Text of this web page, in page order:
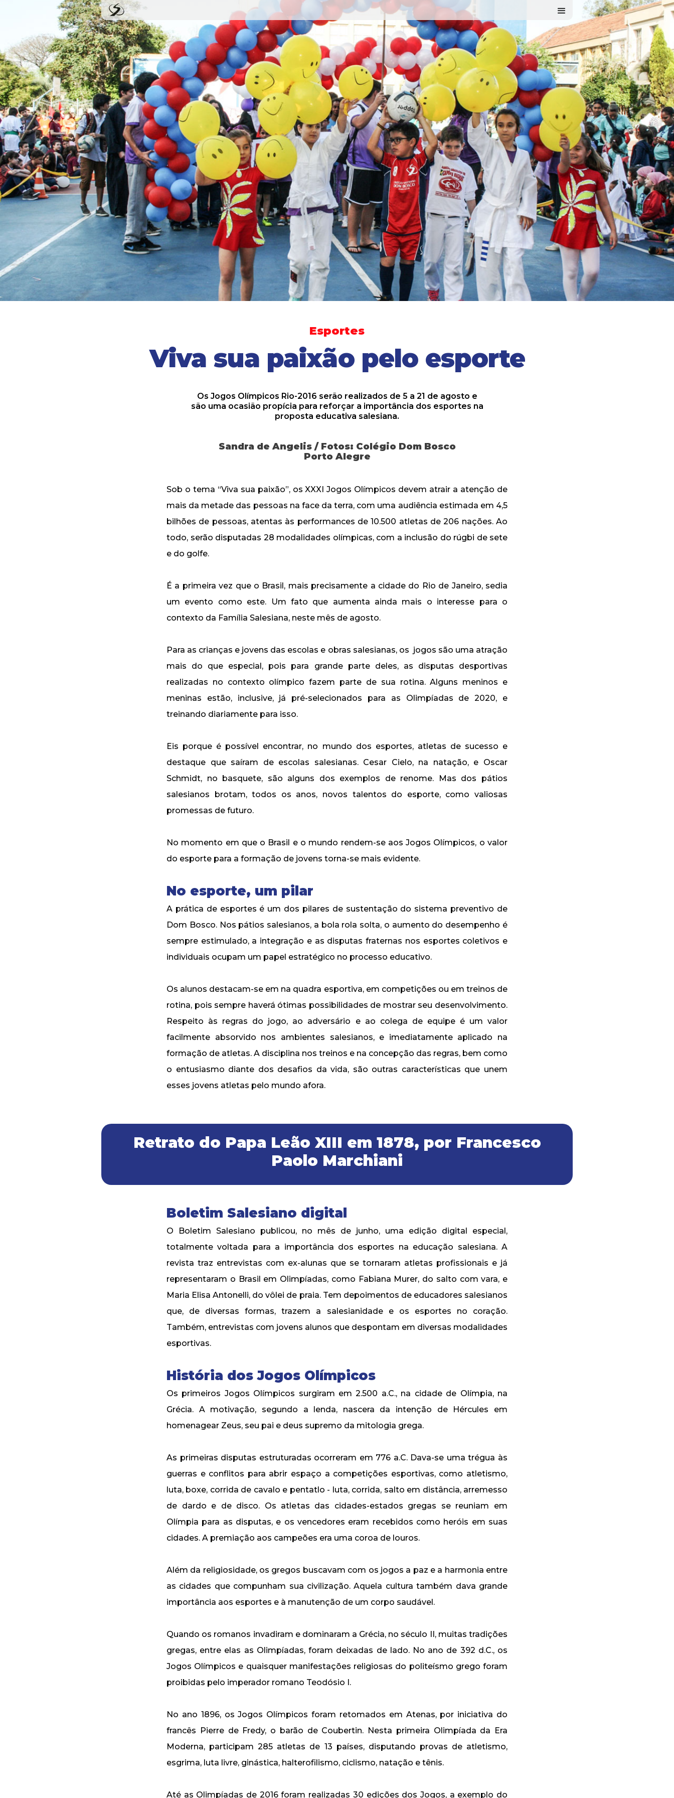
Esportes
Viva sua paixão pelo esporte
Os Jogos Olímpicos Rio-2016 serão realizados de 5 a 21 de agosto e
são uma ocasião propícia para reforçar a importância dos esportes na
proposta educativa salesiana.
Sandra de Angelis / Fotos: Colégio Dom Bosco
Porto Alegre
Sob o tema “Viva sua paixão”, os XXXI Jogos Olímpicos devem atrair a atenção de
mais da metade das pessoas na face da terra, com uma audiência estimada em 4,5
bilhões de pessoas, atentas às performances de 10.500 atletas de 206 nações. Ao
todo, serão disputadas 28 modalidades olímpicas, com a inclusão do rúgbi de sete
e do golfe.
É a primeira vez que o Brasil, mais precisamente a cidade do Rio de Janeiro, sedia
um evento como este. Um fato que aumenta ainda mais o interesse para o
contexto da Família Salesiana, neste mês de agosto.
Para as crianças e jovens das escolas e obras salesianas, os jogos são uma atração
mais do que especial, pois para grande parte deles, as disputas desportivas
realizadas no contexto olímpico fazem parte de sua rotina. Alguns meninos e
meninas estão, inclusive, já pré-selecionados para as Olimpíadas de 2020, e
treinando diariamente para isso.
Eis porque é possível encontrar, no mundo dos esportes, atletas de sucesso e
destaque que saíram de escolas salesianas. Cesar Cielo, na natação, e Oscar
Schmidt, no basquete, são alguns dos exemplos de renome. Mas dos pátios
salesianos brotam, todos os anos, novos talentos do esporte, como valiosas
promessas de futuro.
No momento em que o Brasil e o mundo rendem-se aos Jogos Olímpicos, o valor
do esporte para a formação de jovens torna-se mais evidente.
No esporte, um pilar
A prática de esportes é um dos pilares de sustentação do sistema preventivo de
Dom Bosco. Nos pátios salesianos, a bola rola solta, o aumento do desempenho é
sempre estimulado, a integração e as disputas fraternas nos esportes coletivos e
individuais ocupam um papel estratégico no processo educativo.
Os alunos destacam-se em na quadra esportiva, em competições ou em treinos de
rotina, pois sempre haverá ótimas possibilidades de mostrar seu desenvolvimento.
Respeito às regras do jogo, ao adversário e ao colega de equipe é um valor
facilmente absorvido nos ambientes salesianos, e imediatamente aplicado na
formação de atletas. A disciplina nos treinos e na concepção das regras, bem como
o entusiasmo diante dos desafios da vida, são outras características que unem
esses jovens atletas pelo mundo afora.
Retrato do Papa Leão XIII em 1878, por Francesco
Paolo Marchiani
Boletim Salesiano digital
O Boletim Salesiano publicou, no mês de junho, uma edição digital especial,
totalmente voltada para a importância dos esportes na educação salesiana. A
revista traz entrevistas com ex-alunas que se tornaram atletas profissionais e já
representaram o Brasil em Olimpíadas, como Fabiana Murer, do salto com vara, e
Maria Elisa Antonelli, do vôlei de praia. Tem depoimentos de educadores salesianos
que, de diversas formas, trazem a salesianidade e os esportes no coração.
Também, entrevistas com jovens alunos que despontam em diversas modalidades
esportivas.
História dos Jogos Olímpicos
Os primeiros Jogos Olímpicos surgiram em 2.500 a.C., na cidade de Olímpia, na
Grécia. A motivação, segundo a lenda, nascera da intenção de Hércules em
homenagear Zeus, seu pai e deus supremo da mitologia grega.
As primeiras disputas estruturadas ocorreram em 776 a.C. Dava-se uma trégua às
guerras e conflitos para abrir espaço a competições esportivas, como atletismo,
luta, boxe, corrida de cavalo e pentatlo - luta, corrida, salto em distância, arremesso
de dardo e de disco. Os atletas das cidades-estados gregas se reuniam em
Olímpia para as disputas, e os vencedores eram recebidos como heróis em suas
cidades. A premiação aos campeões era uma coroa de louros.
Além da religiosidade, os gregos buscavam com os jogos a paz e a harmonia entre
as cidades que compunham sua civilização. Aquela cultura também dava grande
importância aos esportes e à manutenção de um corpo saudável.
Quando os romanos invadiram e dominaram a Grécia, no século II, muitas tradições
gregas, entre elas as Olimpíadas, foram deixadas de lado. No ano de 392 d.C., os
Jogos Olímpicos e quaisquer manifestações religiosas do politeísmo grego foram
proibidas pelo imperador romano Teodósio I.
No ano 1896, os Jogos Olímpicos foram retomados em Atenas, por iniciativa do
francês Pierre de Fredy, o barão de Coubertin. Nesta primeira Olimpíada da Era
Moderna, participam 285 atletas de 13 países, disputando provas de atletismo,
esgrima, luta livre, ginástica, halterofilismo, ciclismo, natação e tênis.
Até as Olimpíadas de 2016 foram realizadas 30 edições dos Jogos, a exemplo do